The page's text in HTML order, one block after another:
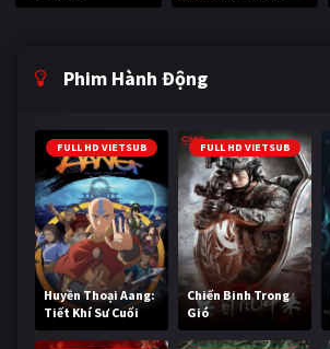
Phim Hành Động
FULL HD VIETSUB
Huyền Thoại Aang:
Tiết Khí Sư Cuối
Cùng
FULL HD VIETSUB
Chiến Binh Trong
Gió